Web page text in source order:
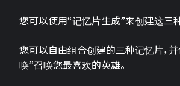
您可以使用“记忆片生成”来创建这三
您可以自由组合创建的三种记忆片，
唤”召唤您最喜欢的英雄。